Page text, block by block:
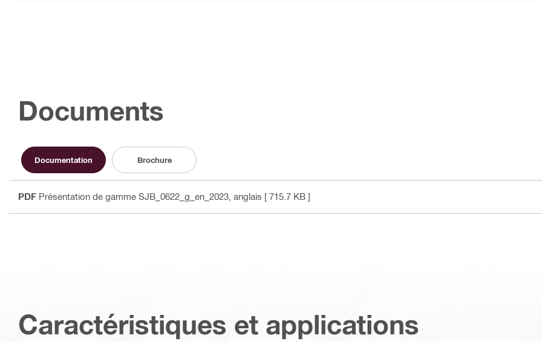
Documents
Documentation Brochure
PDF Présentation de gamme SJB_0622_g_en_2023 , anglais [ 715.7 KB ]
Caractéristiques et applications